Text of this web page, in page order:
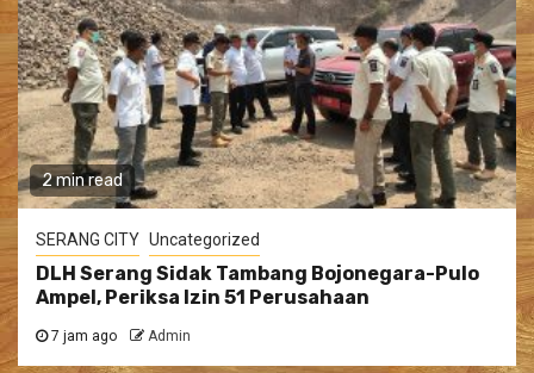
2 min read
SERANG CITY Uncategorized
DLH Serang Sidak Tambang Bojonegara-Pulo
Ampel, Periksa Izin 51 Perusahaan
7 jam ago Admin